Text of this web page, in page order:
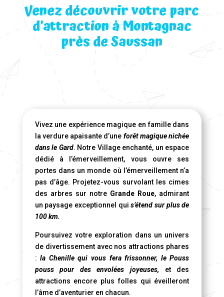
Venez découvrir votre parc
d’attraction à Montagnac
près de Saussan
Vivez une expérience magique en famille dans
la verdure apaisante d’une forêt magique nichée
dans le Gard. Notre Village enchanté, un espace
dédié à l’émerveillement, vous ouvre ses
portes dans un monde où l’émerveillement n’a
pas d’âge. Projetez-vous survolant les cimes
des arbres sur notre Grande Roue, admirant
un paysage exceptionnel quis’étend sur plus de
100 km.
Poursuivez votre exploration dans un univers
de divertissement avec nos attractions phares
:la Chenille qui vous fera frissonner, le Pouss
pouss pour des envolées joyeuses, et des
attractions encore plus folles qui éveilleront
l’âme d’aventurier en chacun.